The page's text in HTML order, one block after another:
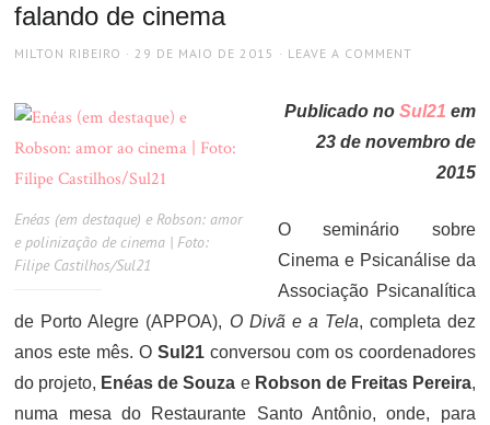
falando de cinema
AUTHOR
MILTON RIBEIRO
POSTED
29 DE MAIO DE 2015 LEAVE A COMMENT
Enéas (em destaque) e Robson: amor
e polinização de cinema | Foto:
Filipe Castilhos/Sul21
Publicado no Sul21 em
23 de novembro de
2015
O seminário sobre
Cinema e Psicanálise da
Associação Psicanalítica
de Porto Alegre (APPOA), O Divã e a Tela, completa dez
anos este mês. O Sul21 conversou com os coordenadores
do projeto, Enéas de Souza e Robson de Freitas Pereira,
numa mesa do Restaurante Santo Antônio, onde, para